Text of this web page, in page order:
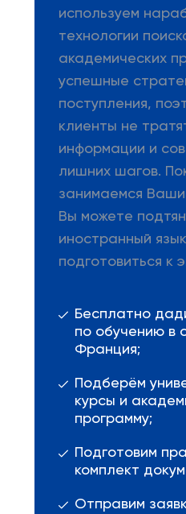
используем
технологии
академических
успешные
поступления,
клиенты не
информации и
лишних шагов.
занимаемся
Вы можете
иностранный
подготовиться к
Бесплатно
по обучению в
Франция;
Подберём
курсы и
программу;
Подготовим
комплект
Отправим